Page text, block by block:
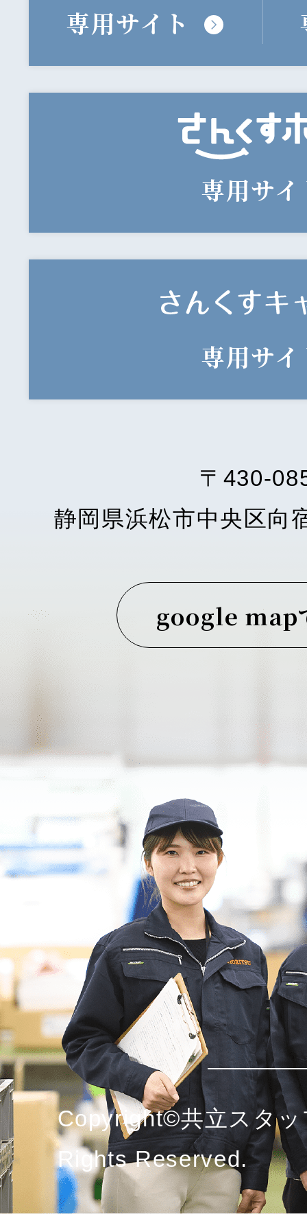
専用サイト
専用サ
専用サ
〒430-
静岡県浜松市中央区向
google map
Copyright©共立スタ
Rights Reserved.